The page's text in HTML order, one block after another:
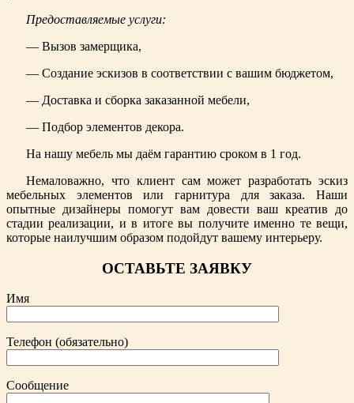
Предоставляемые услуги:
— Вызов замерщика,
— Создание эскизов в соответствии с вашим бюджетом,
— Доставка и сборка заказанной мебели,
— Подбор элементов декора.
На нашу мебель мы даём гарантию сроком в 1 год.
Немаловажно, что клиент сам может разработать эскиз
мебельных элементов или гарнитура для заказа. Наши
опытные дизайнеры помогут вам довести ваш креатив до
стадии реализации, и в итоге вы получите именно те вещи,
которые наилучшим образом подойдут вашему интерьеру.
ОСТАВЬТЕ ЗАЯВКУ
Имя
Телефон (обязательно)
Сообщение